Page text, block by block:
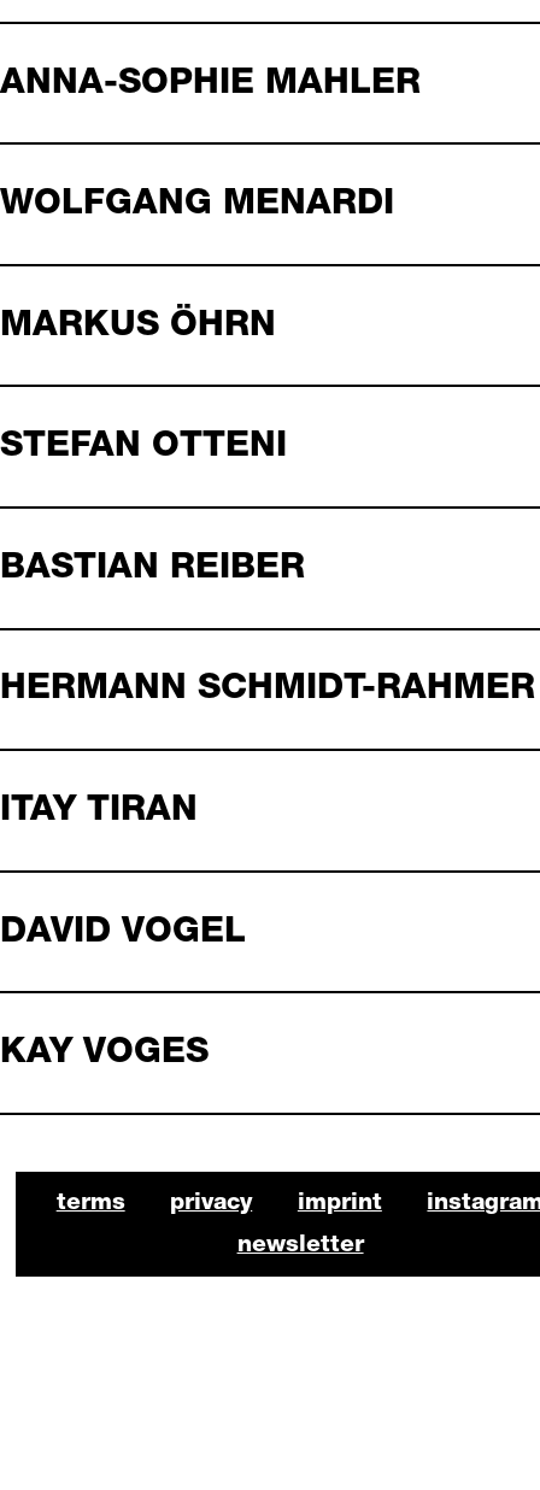
ANNA-SOPHIE MAHLER
WOLFGANG MENARDI
MARKUS ÖHRN
STEFAN OTTENI
BASTIAN REIBER
HERMANN SCHMIDT-RAHMER
ITAY TIRAN
DAVID VOGEL
KAY VOGES
terms privacy imprint
newsletter